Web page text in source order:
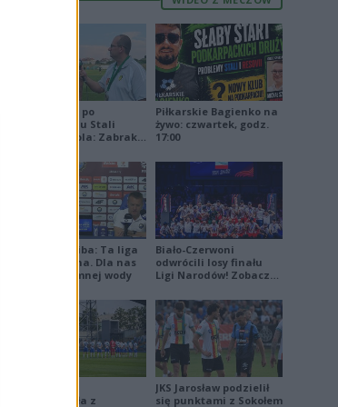
Jakub Jeleń po
odpadnięciu Stali
Stalowa Wola: Zabrakło
Piłkarskie Bagienko na
żywo: czwartek, godz.
17:00
Damian Skiba: Ta liga
jest brutalna. Dla nas
to kubeł zimnej wody
Biało-Czerwoni
odwrócili losy finału
Ligi Narodów! Zobacz
zremisowała z
JKS Jarosław podzielił
się punktami z Sokołem